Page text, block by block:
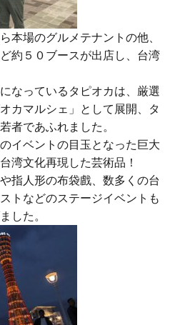
本場のグルメテナントの他、
約５０ブースが出店し、台湾
なっているタピオカは、厳選
カマルシェ」として展開、タ
者であふれました。
イベントの目玉となった巨大
湾文化再現した芸術品！
指人形の布袋戲、数多くの台
トなどのステージイベントも
した。